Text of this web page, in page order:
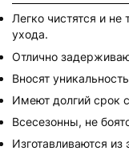
Легко чистятся и не
ухода.
Отлично
Вносят
Имеют долгий срок
Всесезонны, не
Изготавливаются